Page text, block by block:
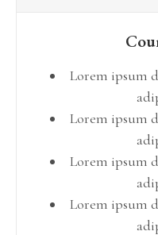
Lorem ipsum
Lorem ipsum
Lorem ipsum
Lorem ipsum